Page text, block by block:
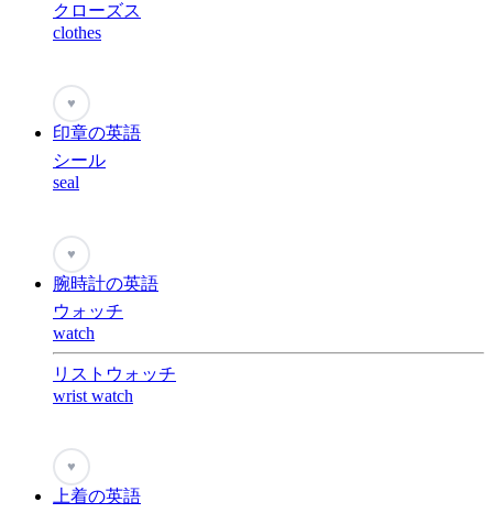
クローズス
clothes
♥
印章の英語
シール
seal
♥
腕時計の英語
ウォッチ
watch
リストウォッチ
wrist watch
♥
上着の英語